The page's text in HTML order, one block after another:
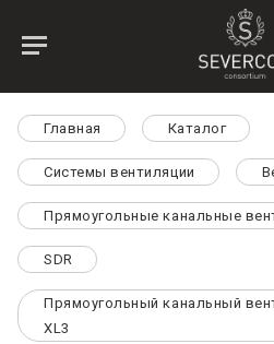
Главная Каталог
Системы вентиляции
Прямоугольные канальные
SDR
Прямоугольный канальный
XL3